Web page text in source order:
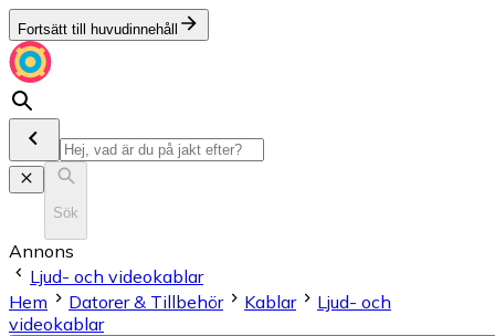
Fortsätt till huvudinnehåll
Sök
Annons
Ljud- och videokablar
Hem
Datorer & Tillbehör Kablar
Ljud- och
videokablar